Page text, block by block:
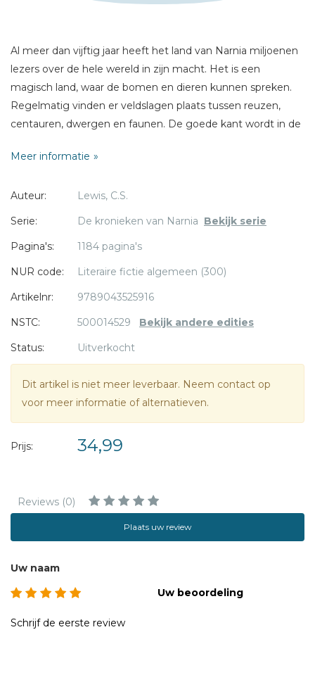
Al meer dan vijftig jaar heeft het land van Narnia miljoenen
lezers over de hele wereld in zijn macht. Het is een
magisch land, waar de bomen en dieren kunnen spreken.
Regelmatig vinden er veldslagen plaats tussen reuzen,
centauren, dwergen en faunen. De goede kant wordt in de
kinderen. En natuurlijk de machtige leeuw Aslan, wiens
Meer informatie
Auteur:
Lewis, C.S.
Serie:
De kronieken van Narnia Bekijk serie
Pagina's:
1184 pagina's
NUR code:
Literaire fictie algemeen (300)
Artikelnr:
9789043525916
NSTC:
500014529 Bekijk andere edities
Status:
Uitverkocht
Dit artikel is niet meer leverbaar. Neem contact op
voor meer informatie of alternatieven.
Prijs: 34,99
Reviews (0)
Plaats uw review
Titel *
Bericht *
Uw naam
Uw beoordeling
Schrijf de eerste review